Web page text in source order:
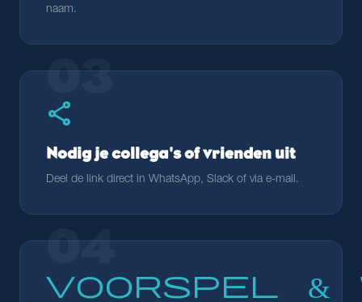
naam.
03
share
Nodig je collega's of vrienden uit
Deel de link direct in WhatsApp, Slack of via e-mail.
04
Voorspel &